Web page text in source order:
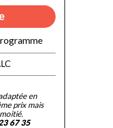
en
prix mais
67 35